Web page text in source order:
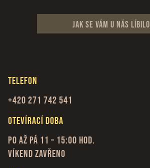
Jak se vám u nás líbilo
Telefon
+420 271 742 541
Otevírací doba
Po až Pá 11 – 15:00 hod.
Víkend zavřeno